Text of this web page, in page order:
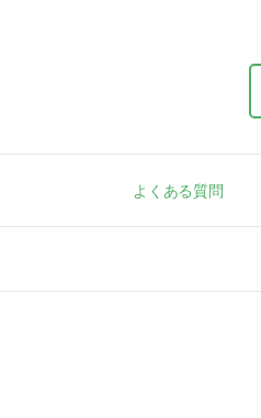
よくある質問